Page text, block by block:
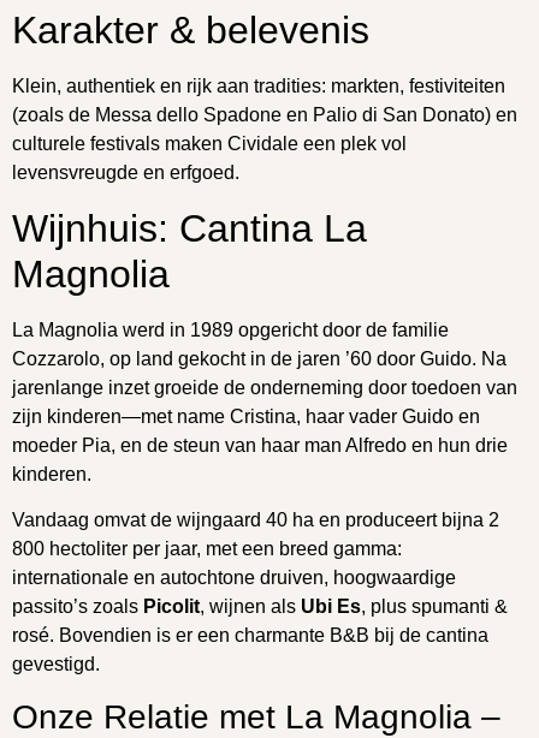
Karakter & belevenis
Klein, authentiek en rijk aan tradities: markten, festiviteiten
(zoals de Messa dello Spadone en Palio di San Donato) en
culturele festivals maken Cividale een plek vol
levensvreugde en erfgoed.
Wijnhuis: Cantina La
Magnolia
La Magnolia werd in 1989 opgericht door de familie
Cozzarolo, op land gekocht in de jaren ’60 door Guido. Na
jarenlange inzet groeide de onderneming door toedoen van
zijn kinderen—met name Cristina, haar vader Guido en
moeder Pia, en de steun van haar man Alfredo en hun drie
kinderen.
Vandaag omvat de wijngaard 40 ha en produceert bijna 2
800 hectoliter per jaar, met een breed gamma:
internationale en autochtone druiven, hoogwaardige
passito’s zoals Picolit, wijnen als Ubi Es, plus spumanti &
rosé. Bovendien is er een charmante B&B bij de cantina
gevestigd.
Onze Relatie met La Magnolia –